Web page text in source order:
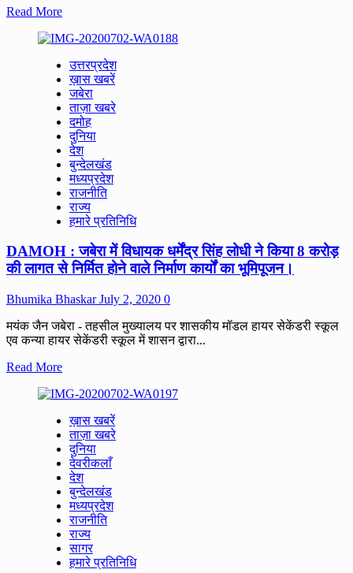
मूल्य
के
पानी
के
पंप।
Read MoreRead
about
महानदी
से
आवागमन
करने
को
विवश
ग्रामीण,
हर
समय
जोखिम
रहती
जान
जान
में
डालकर
नदी
से
सड़क,
पानी
समस्या
से
जूझ
रहे
ऊमरपानी
के
ग्रामीण।
उत्तरप्रदेश
ख़ास खबरें
जबेरा
ताज़ा खबरे
दमोह
दुनिया
देश
बुन्देलखंड
मध्यप्रदेश
राजनीति
राज्य
हमारे प्रतिनिधि
DAMOH : जबेरा में विधायक धर्मेंद्र सिंह लोधी ने किया 8 करोड़
की लागत से निर्मित होने वाले निर्माण कार्यों का भूमिपूजन।
Bhumika BhaskarJuly 2, 2020 0
मयंक जैन जबेरा - तहसील मुख्यालय पर शासकीय मॉडल हायर सेकेंडरी स्कूल
एव कन्या हायर सेकेंडरी स्कूल में शासन द्वारा...
Read MoreRead
about
जबेरा
विधायक
धर्मेंद्र
सिंह
लोधी
किया
करोड़
ख़ास खबरें
ताज़ा खबरे
दुनिया
देवरीकलाँ
देश
बुन्देलखंड
मध्यप्रदेश
राजनीति
राज्य
सागर
हमारे प्रतिनिधि